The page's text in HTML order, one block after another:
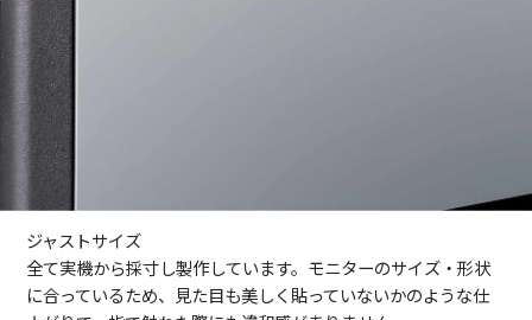
ジャストサイズ
全て実機から採寸し製作しています。モニターのサイズ・形状
に合っているため、見た目も美しく貼っていないかのような仕